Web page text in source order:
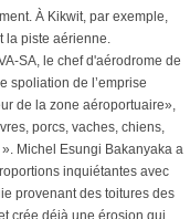
À Kikwit, par exemple,
la piste aérienne.
SA, le chef d'aérodrome de
spoliation de l’emprise
de la zone aéroportuaire»,
porcs, vaches, chiens,
Michel Esungi Bakanyaka a
inquiétantes avec
provenant des toitures des
crée déjà une érosion qui